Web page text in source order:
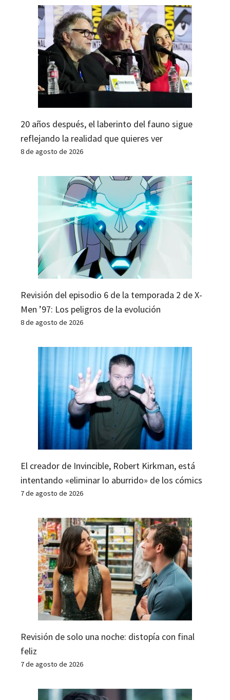
20 años después, el laberinto del fauno sigue
reflejando la realidad que quieres ver
8 de agosto de 2026
Revisión del episodio 6 de la temporada 2 de X-
Men ’97: Los peligros de la evolución
8 de agosto de 2026
El creador de Invincible, Robert Kirkman, está
intentando «eliminar lo aburrido» de los cómics
7 de agosto de 2026
Revisión de solo una noche: distopía con final
feliz
7 de agosto de 2026